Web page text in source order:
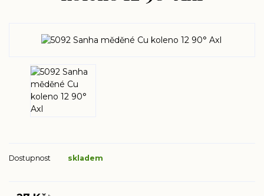
Dostupnost skladem